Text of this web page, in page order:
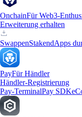
OnchainFür Web3-
Erweiterung erhalten
SwappenStakendApps
PayFür Händler
Händler-Registrierung
Pay-TerminalPay SDK